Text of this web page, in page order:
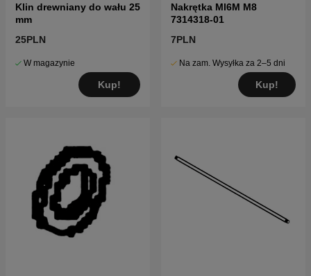
Klin drewniany do wału 25
mm
25PLN
W magazynie
Kup!
Nakrętka Ml6M M8
7314318-01
7PLN
Na zam. Wysyłka za 2–5 dni
Kup!